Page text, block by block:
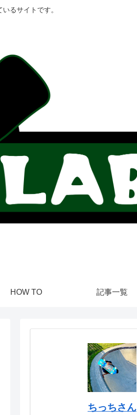
るサイトです。
HOW TO 記事一覧
ちっちさん